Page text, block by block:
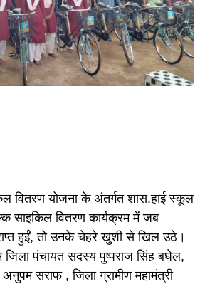
वितरण योजना के अंतर्गत शास.हाई स्कूल
साइकिल वितरण कार्यक्रम में जब
हुईं, तो उनके चेहरे खुशी से खिल उठे।
जिला पंचायत सदस्य पुष्पराज सिंह बघेल,
अनुपम सराफ , जिला ग्रामीण महामंत्री